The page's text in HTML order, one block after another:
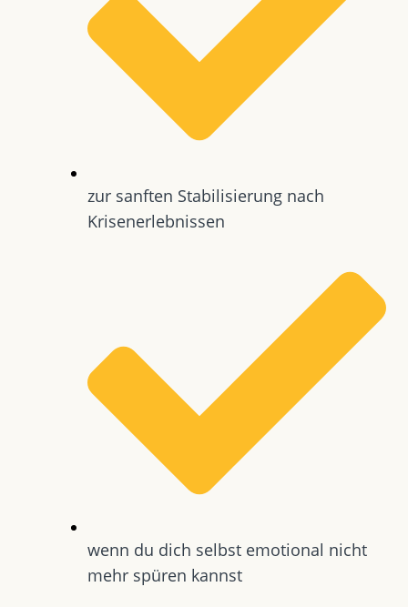
zur sanften Stabilisierung nach
Krisenerlebnissen
wenn du dich selbst emotional nicht
mehr spüren kannst